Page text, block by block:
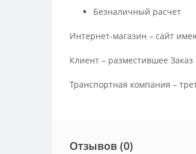
Безналичный расчет
Интернет-магазин – сайт
Клиент – разместившее
Транспортная компания –
Отзывов (0)